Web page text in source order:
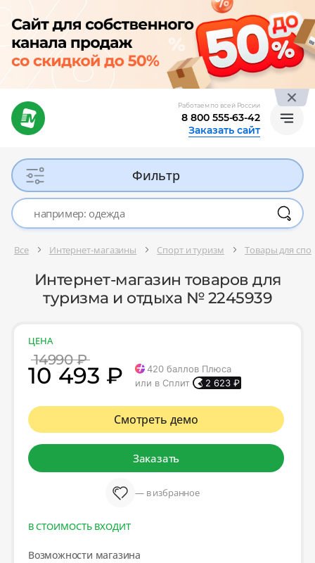
Работаем по всей России
8 800 555-63-42
Заказать сайт
Фильтр
Все Интернет-магазины Спорт и туризм Товары для
Интернет-магазин товаров для
туризма и отдыха № 2245939
ЦЕНА
14990 ₽
10 493 ₽ 420баллов Плюса
или в Сплит
2 623₽
Смотреть демо
Заказать
— в избранное
В СТОИМОСТЬ ВХОДИТ
Возможности магазина